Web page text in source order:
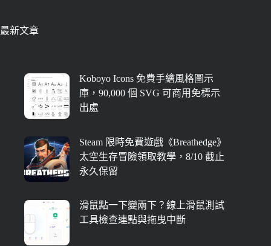
最新文章
Koboyo Icons 免費手繪風格圖示
庫，90,000 個 SVG 可商用免標示
出處
Steam 限時免費遊戲《Breathedge》
太空生存冒險領取教學，8/10 截止
永久保留
滑鼠點一下變兩下？線上滑鼠測試
工具檢查連點與拖曳中斷